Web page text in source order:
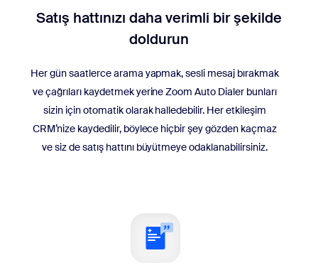
Satış hattınızı daha verimli bir şekilde
doldurun
Her gün saatlerce arama yapmak, sesli mesaj bırakmak
ve çağrıları kaydetmek yerine Zoom Auto Dialer bunları
sizin için otomatik olarak halledebilir. Her etkileşim
CRM’nize kaydedilir, böylece hiçbir şey gözden kaçmaz
ve siz de satış hattını büyütmeye odaklanabilirsiniz.